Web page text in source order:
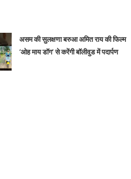
असम की सुलक्षणा बरुआ अमित राय की फिल्म
‘ओह माय डॉग’ से करेंगी बॉलीवुड में पदार्पण